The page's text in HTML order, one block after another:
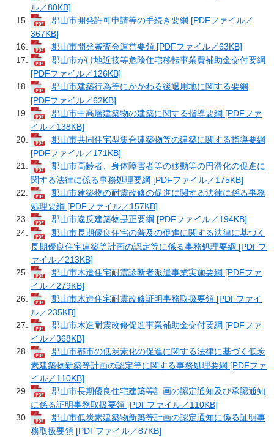
ル／80KB]
郡山市開発許可申請等の手続き要綱 [PDFファイル／
367KB]
郡山市開発審査会運営要領 [PDFファイル／63KB]
郡山市がけ地近接等危険住宅移転事業費補助金交付要綱
[PDFファイル／126KB]
郡山市建築行為等にかかわる後退用地に関する要綱
[PDFファイル／62KB]
郡山市中高層建築物の建築に関する指導要綱 [PDFファ
イル／138KB]
郡山市共同住宅型集合建築物等の建築に関する指導要綱
[PDFファイル／171KB]
郡山市高齢者、身体障害者等の移動等の円滑化の促進に
関する法律に係る事務処理要綱 [PDFファイル／175KB]
郡山市建築物の耐震改修の促進に関する法律に係る事務
処理要綱 [PDFファイル／157KB]
郡山市違反建築物是正要綱 [PDFファイル／194KB]
郡山市長期優良住宅の普及の促進に関する法律に基づく
長期優良住宅建築等計画の認定等に係る事務処理要綱 [PDFフ
ァイル／213KB]
郡山市木造住宅耐震診断者派遣事業実施要綱 [PDFファ
イル／279KB]
郡山市木造住宅耐震改修証明事務取扱要領 [PDFファイ
ル／235KB]
郡山市木造耐震改修促進事業補助金交付要綱 [PDFファ
イル／368KB]
郡山市都市の低炭素化の促進に関する法律に基づく低炭
素建築物新築等計画の認定等に関する事務処理要綱 [PDFファ
イル／110KB]
郡山市長期優良住宅建築等計画の認定通知及び承認通知
に係る証明事務取扱要領 [PDFファイル／110KB]
郡山市低炭素建築物新築等計画の認定通知に係る証明事
務取扱要領 [PDFファイル／87KB]